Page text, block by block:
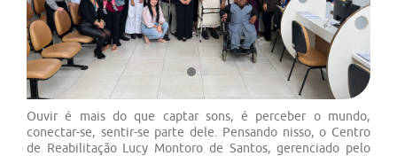
Ouvir é mais do que captar sons, é perceber o mundo,
conectar-se, sentir-se parte dele. Pensando nisso, o Centro
de Reabilitação Lucy Montoro de Santos, gerenciado pelo